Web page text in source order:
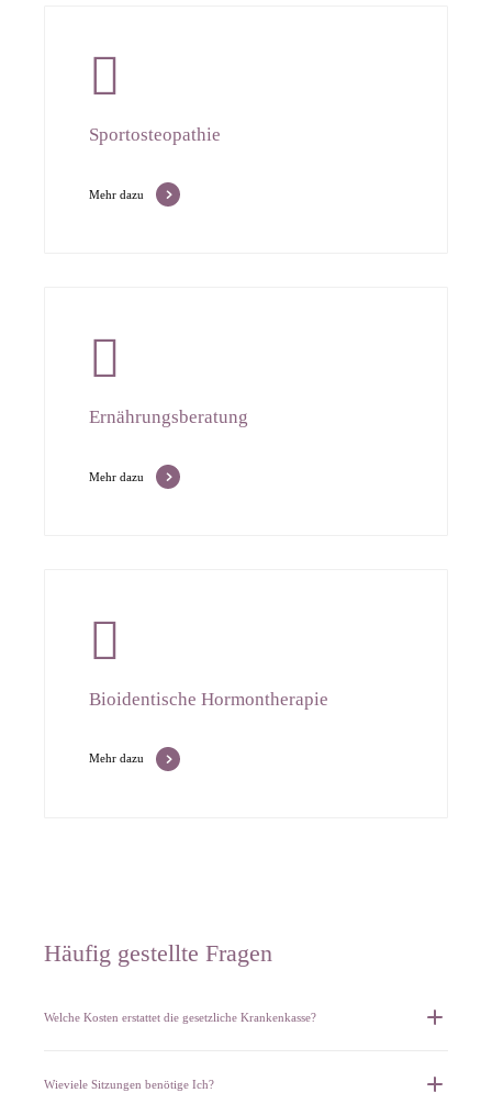
Sportosteopathie
Mehr dazu
Ernährungsberatung
Mehr dazu
Bioidentische Hormontherapie
Mehr dazu
Häufig gestellte Fragen
Welche Kosten erstattet die gesetzliche Krankenkasse?
Wieviele Sitzungen benötige Ich?